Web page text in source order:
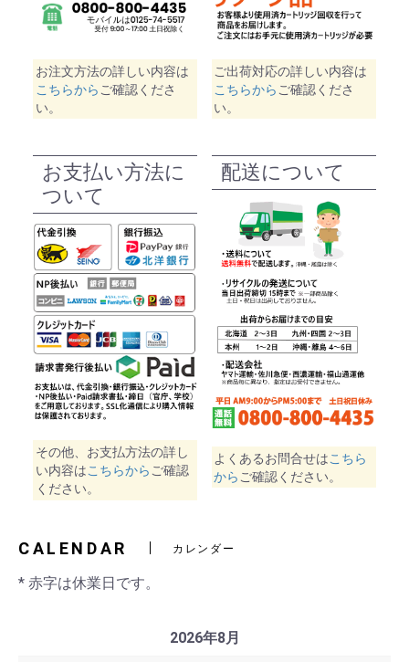
お注文方法の詳しい内容は
こちらから ご確認くださ
い。
ご出荷対応の詳しい内容は
こちらから ご確認くださ
い。
お支払い方法に
ついて
その他、お支払方法の詳し
い内容はこちらから ご確認
ください。
配送について
よくあるお問合せはこちら
から ご確認ください。
CALENDAR カレンダー
* 赤字は休業日です。
2026年8月